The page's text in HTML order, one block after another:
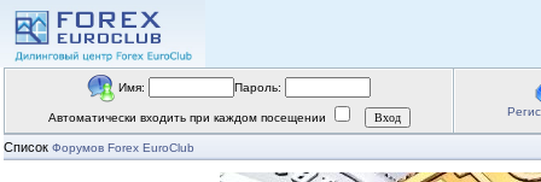
Имя: Пароль:
Автоматически входить при каждом посещении
Список Форумов Forex EuroClub